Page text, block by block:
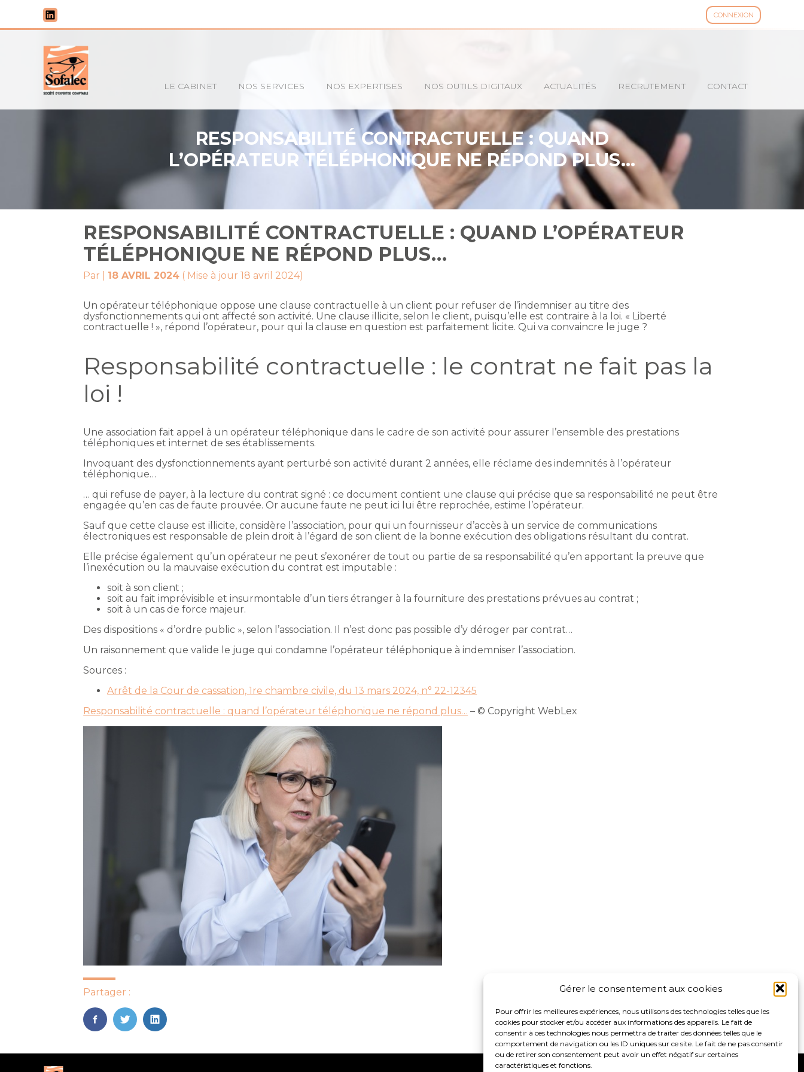
Gérer le consentement aux cookies
Pour offrir les meilleures expériences, nous utilisons des technologies telles que les
cookies pour stocker et/ou accéder aux informations des appareils. Le fait de
consentir à ces technologies nous permettra de traiter des données telles que le
comportement de navigation ou les ID uniques sur ce site. Le fait de ne pas consentir
ou de retirer son consentement peut avoir un effet négatif sur certaines
caractéristiques et fonctions.
CONNEXION
Aller
au
Principal
LE CABINET NOS SERVICES NOS EXPERTISES NOS OUTILS DIGITAUX ACTUALITÉS RECRUTEMENT CONTACT
RESPONSABILITÉ CONTRACTUELLE : QUAND
L’OPÉRATEUR TÉLÉPHONIQUE NE RÉPOND PLUS…
RESPONSABILITÉ CONTRACTUELLE : QUAND L’OPÉRATEUR
TÉLÉPHONIQUE NE RÉPOND PLUS…
Par 18 AVRIL 2024 ( Mise à jour 18 avril 2024)
Un opérateur téléphonique oppose une clause contractuelle à un client pour refuser de l’indemniser au titre des
dysfonctionnements qui ont affecté son activité. Une clause illicite, selon le client, puisqu’elle est contraire à la loi. « Liberté
contractuelle ! », répond l’opérateur, pour qui la clause en question est parfaitement licite. Qui va convaincre le juge ?
Responsabilité contractuelle : le contrat ne fait pas la
loi !
Une association fait appel à un opérateur téléphonique dans le cadre de son activité pour assurer l’ensemble des prestations
téléphoniques et internet de ses établissements.
Invoquant des dysfonctionnements ayant perturbé son activité durant 2 années, elle réclame des indemnités à l’opérateur
téléphonique…
… qui refuse de payer, à la lecture du contrat signé : ce document contient une clause qui précise que sa responsabilité ne peut être
engagée qu’en cas de faute prouvée. Or aucune faute ne peut ici lui être reprochée, estime l’opérateur.
Sauf que cette clause est illicite, considère l’association, pour qui un fournisseur d’accès à un service de communications
électroniques est responsable de plein droit à l’égard de son client de la bonne exécution des obligations résultant du contrat.
Elle précise également qu’un opérateur ne peut s’exonérer de tout ou partie de sa responsabilité qu’en apportant la preuve que
l’inexécution ou la mauvaise exécution du contrat est imputable :
soit à son client ;
soit au fait imprévisible et insurmontable d’un tiers étranger à la fourniture des prestations prévues au contrat ;
soit à un cas de force majeur.
Des dispositions « d’ordre public », selon l’association. Il n’est donc pas possible d’y déroger par contrat…
Un raisonnement que valide le juge qui condamne l’opérateur téléphonique à indemniser l’association.
Sources :
Arrêt de la Cour de cassation, 1re chambre civile, du 13 mars 2024, n° 22-12345
Responsabilité contractuelle : quand l’opérateur téléphonique ne répond plus… – © Copyright WebLex
Partager :
FaceBook
TwitterLinkedIn